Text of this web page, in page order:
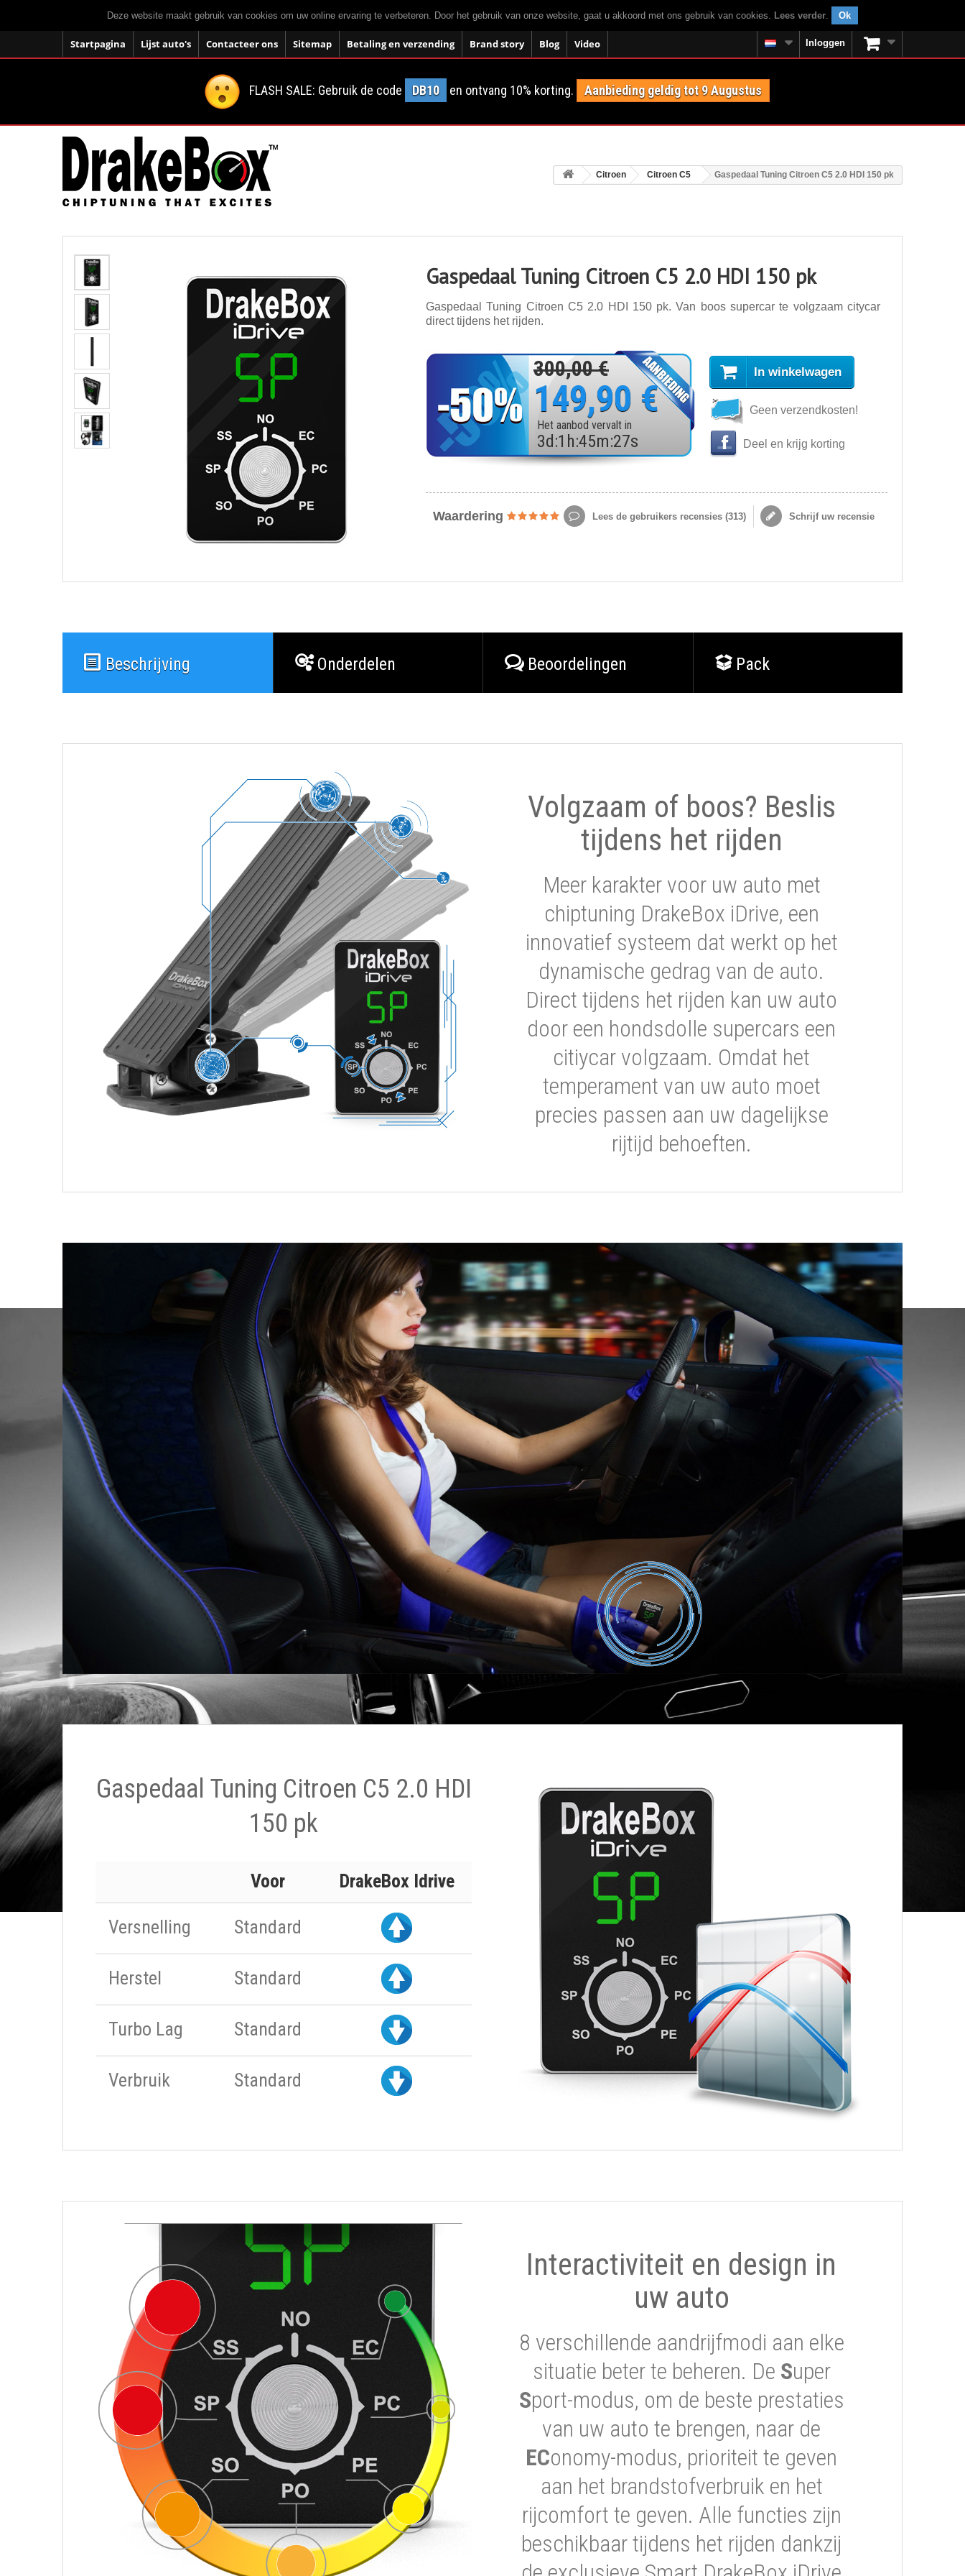
Deze website maakt gebruik van cookies om uw online ervaring te verbeteren. Door het gebruik van onze website, gaat u akkoord met ons gebruik van cookies. Lees verder. Ok
Startpagina Lijst auto's Contacteer ons Sitemap Betaling en verzending Brand story Blog Video Inloggen
FLASH SALE: Gebruik de code DB10 en ontvang 10% korting. Aanbieding geldig tot 9 Augustus
Citroen Citroen C5 Gaspedaal Tuning Citroen C5 2.0 HDI 150 pk
Gaspedaal Tuning Citroen C5 2.0 HDI 150 pk
Gaspedaal Tuning Citroen C5 2.0 HDI 150 pk. Van boos supercar te volgzaam citycar
direct tijdens het rijden.
300,00 €
149,90 €
Het aanbod vervalt in
3d :1 h:45m:25s
In winkelwagen
Geen verzendkosten!
Deel en krijg korting
Waardering Lees de gebruikers recensies (313) Schrijf uw recensie
Beschrijving Onderdelen Beoordelingen Pack
Volgzaam of boos? Beslis
tijdens het rijden
Meer karakter voor uw auto met
chiptuning DrakeBox iDrive, een
innovatief systeem dat werkt op het
dynamische gedrag van de auto.
Direct tijdens het rijden kan uw auto
door een hondsdolle supercars een
citiycar volgzaam. Omdat het
temperament van uw auto moet
precies passen aan uw dagelijkse
rijtijd behoeften.
Gaspedaal Tuning Citroen C5 2.0 HDI
150 pk
Voor DrakeBox Idrive
Versnelling Standard
Herstel Standard
Turbo Lag Standard
Verbruik Standard
Interactiviteit en design in
uw auto
8 verschillende aandrijfmodi aan elke
situatie beter te beheren. De Super
Sport-modus, om de beste prestaties
van uw auto te brengen, naar de
EConomy-modus, prioriteit te geven
aan het brandstofverbruik en het
rijcomfort te geven. Alle functies zijn
beschikbaar tijdens het rijden dankzij